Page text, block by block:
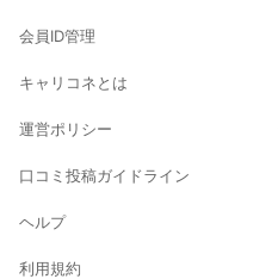
会員ID管理
キャリコネとは
運営ポリシー
口コミ投稿ガイドライン
ヘルプ
利用規約